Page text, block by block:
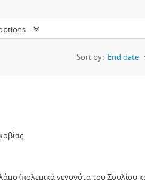
Sort by: End date
(πολεμικά γεγονότα του Σουλίου